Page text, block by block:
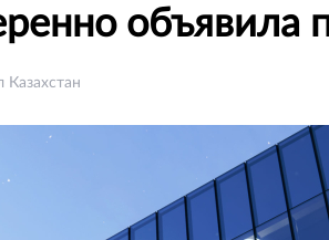
Казахстан